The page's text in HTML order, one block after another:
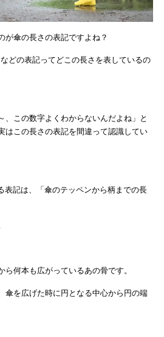
が傘の長さの表記ですよね？
どの表記ってどこの長さを表しているの
、この数字よくわからないんだよね」と
はこの長さの表記を間違って認識してい
表記は、「傘のテッペンから柄までの長
何本も広がっているあの骨です。
傘を広げた時に円となる中心から円の端